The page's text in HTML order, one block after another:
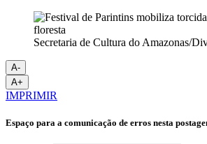
Secretaria de Cultura do Amazonas/
A-
A+
IMPRIMIR
Espaço para a comunicação de erros nesta